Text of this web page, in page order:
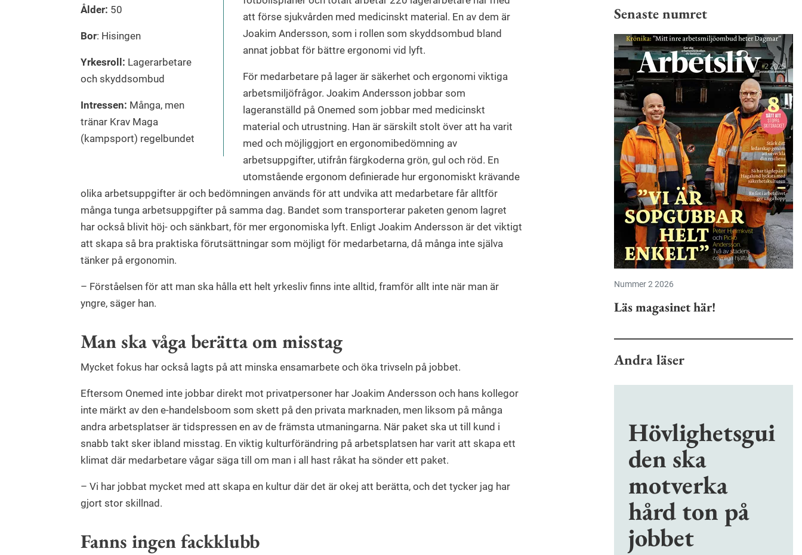
Ålder: 50
Bor: Hisingen
Yrkesroll: Lagerarbetare
och skyddsombud
Intressen: Många, men
tränar Krav Maga
(kampsport) regelbundet
att förse sjukvården med medicinskt material. En av dem är
Joakim Andersson, som i rollen som skyddsombud bland
annat jobbat för bättre ergonomi vid lyft.
För medarbetare på lager är säkerhet och ergonomi viktiga
arbetsmiljöfrågor. Joakim Andersson jobbar som
lageranställd på Onemed som jobbar med medicinskt
material och utrustning. Han är särskilt stolt över att ha varit
med och möjliggjort en ergonomibedömning av
arbetsuppgifter, utifrån färgkoderna grön, gul och röd. En
utomstående ergonom definierade hur ergonomiskt krävande
olika arbetsuppgifter är och bedömningen används för att undvika att medarbetare får alltför
många tunga arbetsuppgifter på samma dag. Bandet som transporterar paketen genom lagret
har också blivit höj- och sänkbart, för mer ergonomiska lyft. Enligt Joakim Andersson är det viktigt
att skapa så bra praktiska förutsättningar som möjligt för medarbetarna, då många inte själva
tänker på ergonomin.
– Förståelsen för att man ska hålla ett helt yrkesliv finns inte alltid, framför allt inte när man är
yngre, säger han.
Man ska våga berätta om misstag
Mycket fokus har också lagts på att minska ensamarbete och öka trivseln på jobbet.
Eftersom Onemed inte jobbar direkt mot privatpersoner har Joakim Andersson och hans kollegor
inte märkt av den e-handelsboom som skett på den privata marknaden, men liksom på många
andra arbetsplatser är tidspressen en av de främsta utmaningarna. När paket ska ut till kund i
snabb takt sker ibland misstag. En viktig kulturförändring på arbetsplatsen har varit att skapa ett
klimat där medarbetare vågar säga till om man i all hast råkat ha sönder ett paket.
– Vi har jobbat mycket med att skapa en kultur där det är okej att berätta, och det tycker jag har
gjort stor skillnad.
Fanns ingen fackklubb
Senaste numret
Nummer 2 2026
Läs magasinet här!
Andra läser
Hövlighetsgui
den ska
motverka
hård ton på
jobbet